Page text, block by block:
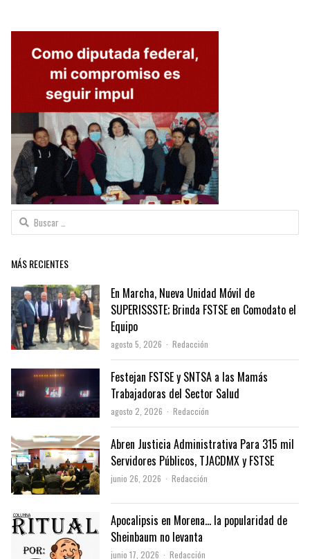
Buscar:
MÁS RECIENTES
En Marcha, Nueva Unidad Móvil de
SUPERISSSTE; Brinda FSTSE en Comodato el
Equipo
agosto 5, 2026 Author
Redacción
Festejan FSTSE y SNTSA a las Mamás
Trabajadoras del Sector Salud
agosto 2, 2026 Author
Redacción
Abren Justicia Administrativa Para 315 mil
Servidores Públicos, TJACDMX y FSTSE
junio 26, 2026 Author
Redacción
Apocalipsis en Morena… la popularidad de
Sheinbaum no levanta
junio 17, 2026 Author
Redacción